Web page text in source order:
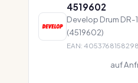
4519602
Develop Drum DR-
(4519602)
EAN: 4053768158298
auf